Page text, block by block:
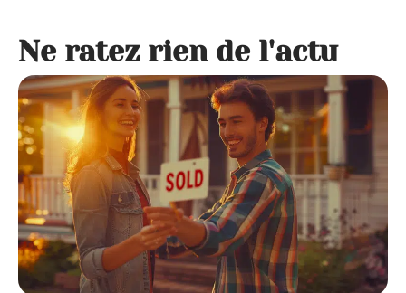
Ne ratez rien de l'actu